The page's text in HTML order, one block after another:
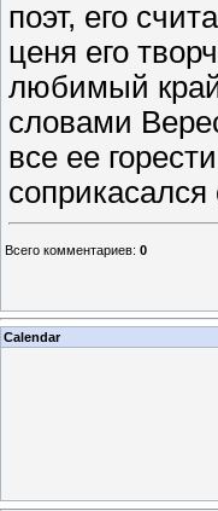
поэт, его
ценя его
любимый край
словами
все ее
Всего комментариев: 0
Calendar